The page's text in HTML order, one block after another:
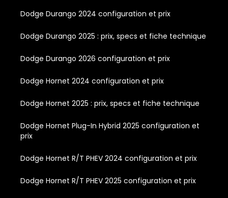
Dodge Durango 2024 configuration et prix
Dodge Durango 2025 : prix, specs et fiche technique
Dodge Durango 2026 configuration et prix
Dodge Hornet 2024 configuration et prix
Dodge Hornet 2025 : prix, specs et fiche technique
Dodge Hornet Plug-In Hybrid 2025 configuration et
prix
Dodge Hornet R/T PHEV 2024 configuration et prix
Dodge Hornet R/T PHEV 2025 configuration et prix